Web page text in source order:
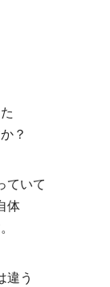
？
ていて
体
違う